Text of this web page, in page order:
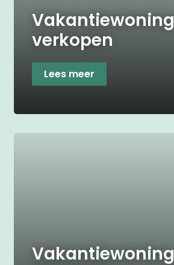
Vakantiewoning
verkopen
Lees meer
Vakantiewoning